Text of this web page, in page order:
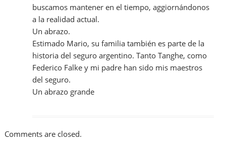
buscamos mantener en el tiempo, aggiornándonos
a la realidad actual.
Un abrazo.
Estimado Mario, su familia también es parte de la
historia del seguro argentino. Tanto Tanghe, como
Federico Falke y mi padre han sido mis maestros
del seguro.
Un abrazo grande
Comments are closed.